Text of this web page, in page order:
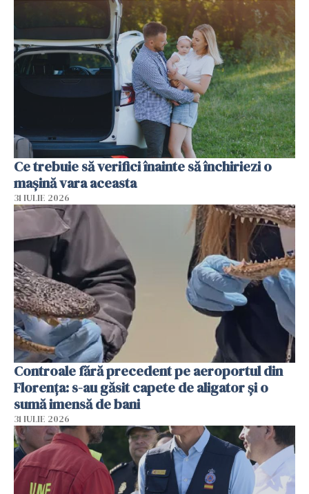
Ce trebuie să verifici înainte să închiriezi o
mașină vara aceasta
31 IULIE 2026
Controale fără precedent pe aeroportul din
Florența: s-au găsit capete de aligator și o
sumă imensă de bani
31 IULIE 2026